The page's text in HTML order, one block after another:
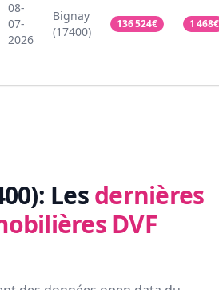
08-
07-
2026
Bignay
(17400)
136 524€ 1 468€
Les dernières
DVF